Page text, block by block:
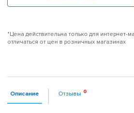
*Цена действительна только для интернет-
отличаться от цен в розничных магазинах
Описание Отзывы